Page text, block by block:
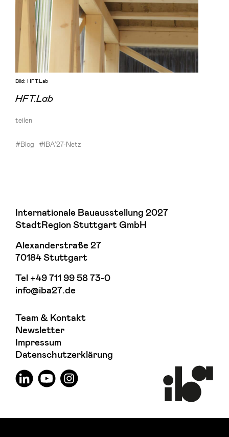
Bild: HFT.Lab
HFT.Lab
teilen
#Blog #IBA’27-Netz
Internationale Bauausstellung 2027
StadtRegion Stuttgart GmbH
Alexanderstraße 27
70184 Stuttgart
Tel +49 711 99 58 73-0
info@iba27.de
Team & Kontakt
Newsletter
Impressum
Datenschutzerklärung